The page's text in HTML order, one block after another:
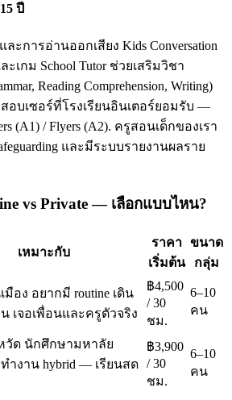
ปี
ละการอ่านออกเสียง Kids Conversation
เกม School Tutor ช่วยเสริมวิชา
Reading Comprehension, Writing)
สอบเซอร์ที่โรงเรียนอินเตอร์ยอมรับ —
(A1) / Flyers (A2). ครูสอนเด็กของเรา
และมีระบบรายงานผลราย
vs Private — เลือกแบบไหน?
เหมาะกับ
ราคา
เริ่มต้น
ขนาด
กลุ่ม
อง อยากมี routine เดิน
เจอเพื่อนและครูตัวจริง
฿4,500
/ 30
ชม.
6–10
คน
วัด นักศึกษามหาลัย
ำงาน hybrid — เรียนสด
฿3,900
/ 30
ชม.
6–10
คน